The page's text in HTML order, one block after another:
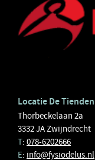
Locatie De Tienden
Thorbeckelaan 2a
3332 JA Zwijndrecht
T: 078-6202666
E: info@fysiodelus.nl